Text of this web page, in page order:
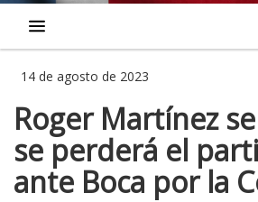
14 de agosto de 2023
Roger Martínez
se perderá el
ante Boca por la